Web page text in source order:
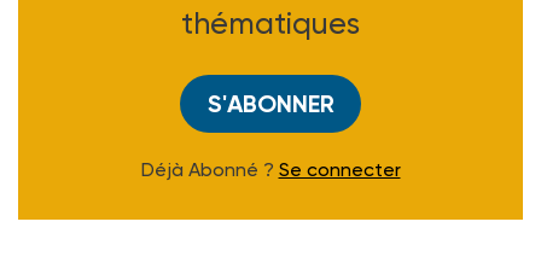
thématiques
S'ABONNER
Déjà Abonné ? Se connecter